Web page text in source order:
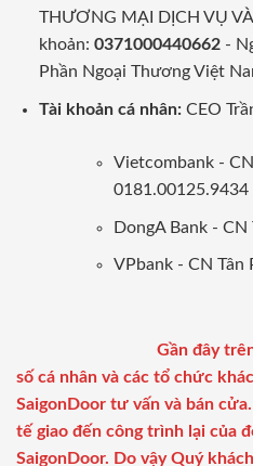
THƯƠNG MẠI DỊCH VỤ
khoản: 0371000440662-
Phần Ngoại Thương Việt
Tài khoản cá nhân: CEO
Vietcombank -
0181.00125.9434
DongA Bank -
VPbank - CN Tân
Gần đây
số cá nhân và các tổ chức
SaigonDoor tư vấn và bán
tế giao đến công trình lại của
SaigonDoor. Do vậy Quý